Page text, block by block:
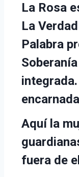
La Rosa
La
Palabra
Aquí la
fuera de